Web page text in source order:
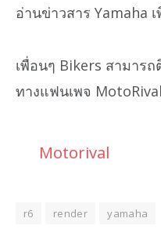
อ่านข่าวสาร Yamaha
เพื่อนๆ Bikers สามาร
ทางแฟนเพจ
Motorival
r6 render yamaha